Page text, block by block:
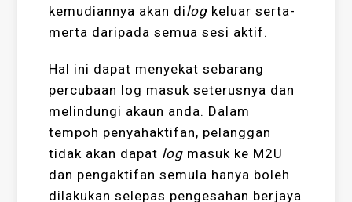
kemudiannya akan dilog keluar serta-
merta daripada semua sesi aktif.
Hal ini dapat menyekat sebarang
percubaan log masuk seterusnya dan
melindungi akaun anda. Dalam
tempoh penyahaktifan, pelanggan
tidak akan dapat log masuk ke M2U
dan pengaktifan semula hanya boleh
dilakukan selepas pengesahan berjaya